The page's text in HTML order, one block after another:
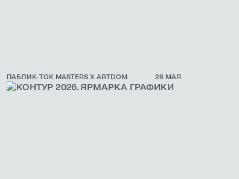
ПАБЛИК-ТОК MASTERS X ARTDOM 26 МАЯ